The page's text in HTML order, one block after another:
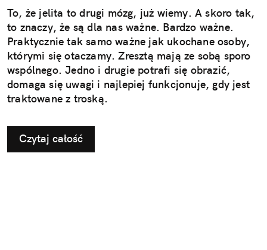
To, że jelita to drugi mózg, już wiemy. A skoro tak,
to znaczy, że są dla nas ważne. Bardzo ważne.
Praktycznie tak samo ważne jak ukochane osoby,
którymi się otaczamy. Zresztą mają ze sobą sporo
wspólnego. Jedno i drugie potrafi się obrazić,
domaga się uwagi i najlepiej funkcjonuje, gdy jest
traktowane z troską.
Czytaj całość